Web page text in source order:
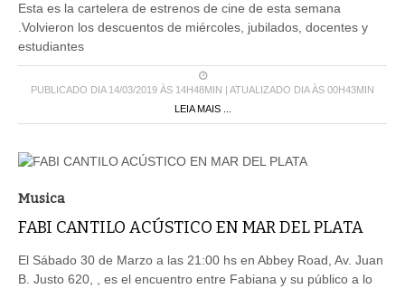
Esta es la cartelera de estrenos de cine de esta semana
.Volvieron los descuentos de miércoles, jubilados, docentes y
estudiantes
PUBLICADO DIA 14/03/2019 ÀS 14H48MIN | ATUALIZADO DIA ÀS 00H43MIN
LEIA MAIS ...
Musica
FABI CANTILO ACÚSTICO EN MAR DEL PLATA
El Sábado 30 de Marzo a las 21:00 hs en Abbey Road, Av. Juan
B. Justo 620, , es el encuentro entre Fabiana y su público a lo